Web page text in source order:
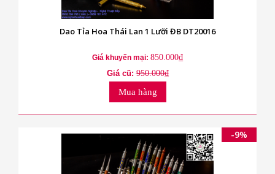
Dao Tỉa Hoa Thái Lan 1 Lưỡi ĐB DT20016
Giá khuyến mại: 850.000₫
Giá cũ:950.000₫
Mua hàng
-9%